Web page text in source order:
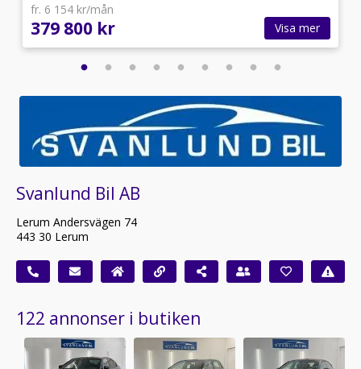
fr. 6 154 kr/mån
379 800 kr Visa mer
Svanlund Bil AB
Lerum Andersvägen 74
443 30 Lerum
122 annonser i butiken